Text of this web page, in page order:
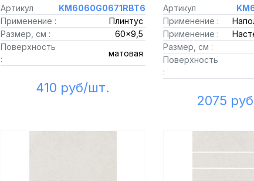
Артикул
KM6060G0671RBT6
Применение :
Плинтус
Размер, см :
60x9,5
Поверхность
:
матовая
410 руб/шт.
Артикул
Применение :
Применение :
Размер, см :
Поверхность
:
2075